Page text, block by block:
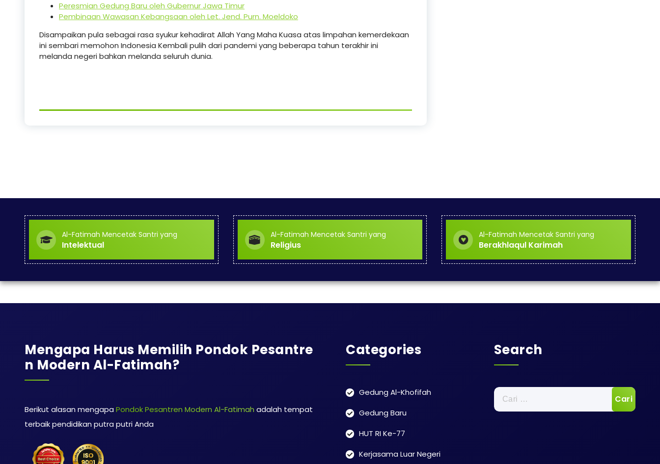
Peresmian Gedung Baru oleh Gubernur Jawa Timur
Pembinaan Wawasan Kebangsaan oleh Let. Jend. Purn. Moeldoko
Disampaikan pula sebagai rasa syukur kehadirat Allah Yang Maha Kuasa atas limpahan kemerdekaan
ini sembari memohon Indonesia Kembali pulih dari pandemi yang beberapa tahun terakhir ini
melanda negeri bahkan melanda seluruh dunia.
Al-Fatimah Mencetak Santri yang
Intelektual
Al-Fatimah Mencetak Santri yang
Religius
Al-Fatimah Mencetak Santri yang
Berakhlaqul Karimah
Mengapa Harus Memilih Pondok Pesantre
N Modern Al-Fatimah?
Berikut alasan mengapa Pondok Pesantren Modern Al-Fatimah adalah tempat
terbaik pendidikan putra putri Anda
Categories
Gedung Al-Khofifah
Gedung Baru
HUT RI Ke-77
Kerjasama Luar Negeri
Search
Cari
untuk: